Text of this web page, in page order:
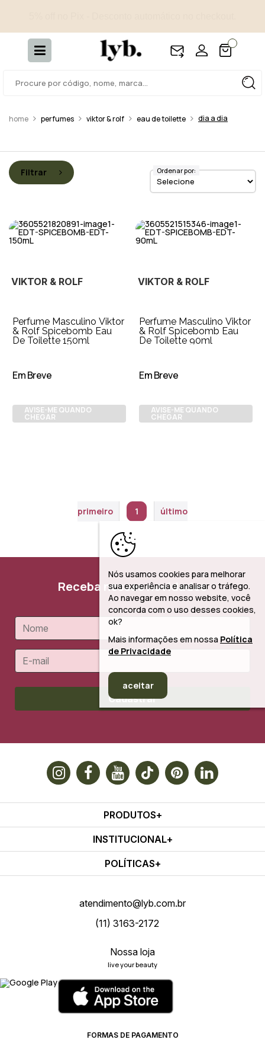
perfumes viktor & rolf eau de toilette dia a dia
Filtrar Ordenar por:
VIKTOR & ROLF
Perfume Masculino Viktor
& Rolf Spicebomb Eau
De Toilette 150ml
Em Breve
AVISE-ME QUANDO
CHEGAR
VIKTOR & ROLF
Perfume Masculino Viktor
& Rolf Spicebomb Eau
De Toilette 90ml
Em Breve
AVISE-ME QUANDO
CHEGAR
primeiro 1 último
Receba nossas novidades
Cadastrar
PRODUTOS
INSTITUCIONAL
POLÍTICAS
atendimento@lyb.com.br
(11) 3163-2172
Nossa loja
live your beauty
FORMAS DE PAGAMENTO
Nós usamos cookies para melhorar
sua experiência e analisar o tráfego.
Ao navegar em nosso website, você
concorda com o uso desses cookies,
ok?
Mais informações em nossa Política
de Privacidade
aceitar